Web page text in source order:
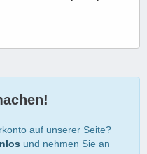
auf unserer Seite?
und nehmen Sie an